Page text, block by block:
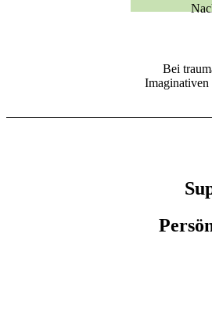
Bei
Imaginativen